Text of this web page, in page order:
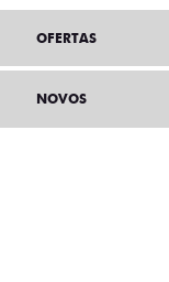
OFERTAS
NOVOS